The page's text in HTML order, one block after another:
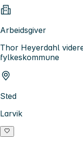
Arbeidsgiver
Thor Heyerdahl
fylkeskommune
Sted
Larvik